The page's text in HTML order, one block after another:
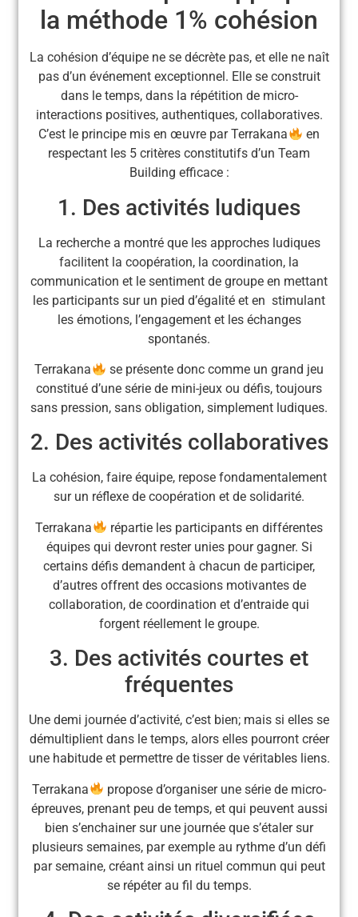
la méthode 1% cohésion
La cohésion d’équipe ne se décrète pas, et elle ne naît
pas d’un événement exceptionnel. Elle se construit
dans le temps, dans la répétition de micro-
interactions positives, authentiques, collaboratives.
C’est le principe mis en œuvre par Terrakana
en
respectant les 5 critères constitutifs d’un Team
Building efficace :
1. Des activités ludiques
La recherche a montré que les approches ludiques
facilitent la coopération, la coordination, la
communication et le sentiment de groupe en mettant
les participants sur un pied d’égalité et en stimulant
les émotions, l’engagement et les échanges
spontanés.
Terrakana
se présente donc comme un grand jeu
constitué d’une série de mini-jeux ou défis, toujours
sans pression, sans obligation, simplement ludiques.
2. Des activités collaboratives
La cohésion, faire équipe, repose fondamentalement
sur un réflexe de coopération et de solidarité.
Terrakana
répartie les participants en différentes
équipes qui devront rester unies pour gagner. Si
certains défis demandent à chacun de participer,
d’autres offrent des occasions motivantes de
collaboration, de coordination et d’entraide qui
forgent réellement le groupe.
3. Des activités courtes et
fréquentes
Une demi journée d’activité, c’est bien; mais si elles se
démultiplient dans le temps, alors elles pourront créer
une habitude et permettre de tisser de véritables liens.
Terrakana
propose d’organiser une série de micro-
épreuves, prenant peu de temps, et qui peuvent aussi
bien s’enchainer sur une journée que s’étaler sur
plusieurs semaines, par exemple au rythme d’un défi
par semaine, créant ainsi un rituel commun qui peut
se répéter au fil du temps.